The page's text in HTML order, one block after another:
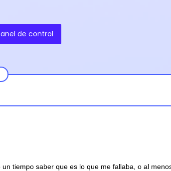
de control
tiempo saber que es lo que me fallaba, o al